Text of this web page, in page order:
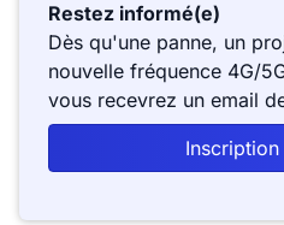
Restez informé(e)
Dès qu'une panne, un
nouvelle fréquence 4G/
vous recevrez un email